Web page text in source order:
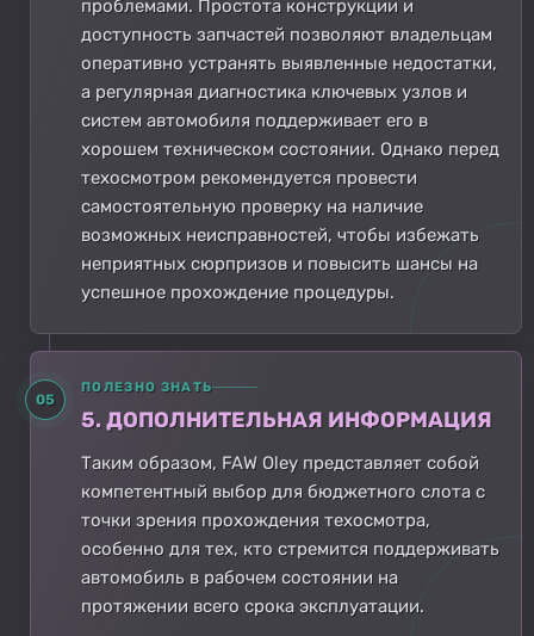
проблемами. Простота конструкции и
доступность запчастей позволяют владельцам
оперативно устранять выявленные недостатки,
а регулярная диагностика ключевых узлов и
систем автомобиля поддерживает его в
хорошем техническом состоянии. Однако перед
техосмотром рекомендуется провести
самостоятельную проверку на наличие
возможных неисправностей, чтобы избежать
неприятных сюрпризов и повысить шансы на
успешное прохождение процедуры.
05
ПОЛЕЗНО ЗНАТЬ
5. ДОПОЛНИТЕЛЬНАЯ ИНФОРМАЦИЯ
Таким образом, FAW Oley представляет собой
компетентный выбор для бюджетного слота с
точки зрения прохождения техосмотра,
особенно для тех, кто стремится поддерживать
автомобиль в рабочем состоянии на
протяжении всего срока эксплуатации.